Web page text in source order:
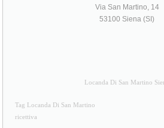
Via San Martino, 14
53100 Siena (SI)
Locanda Di San Martino
Tag Locanda Di San Martino
ricettiva